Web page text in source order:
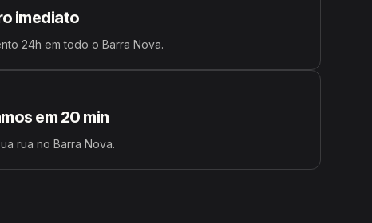
imediato
24h em todo o Barra Nova.
em 20 min
rua no Barra Nova.